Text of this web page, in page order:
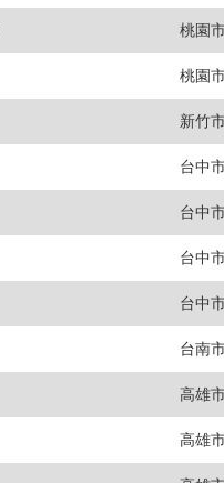
桃園
桃園
新竹
台中
台中
台中
台中
台南
高雄
高雄